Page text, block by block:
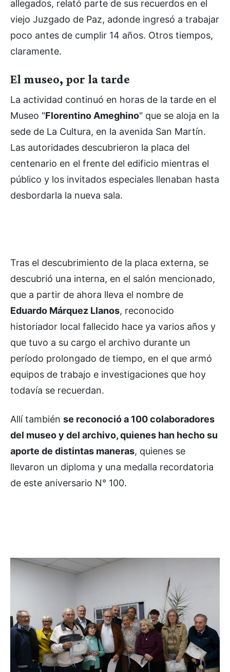
allegados, relató parte de sus recuerdos en el
viejo Juzgado de Paz, adonde ingresó a trabajar
poco antes de cumplir 14 años. Otros tiempos,
claramente.
El museo, por la tarde
La actividad continuó en horas de la tarde en el
Museo "Florentino Ameghino" que se aloja en la
sede de La Cultura, en la avenida San Martín.
Las autoridades descubrieron la placa del
centenario en el frente del edificio mientras el
público y los invitados especiales llenaban hasta
desbordarla la nueva sala.
Tras el descubrimiento de la placa externa, se
descubrió una interna, en el salón mencionado,
que a partir de ahora lleva el nombre de
Eduardo Márquez Llanos, reconocido
historiador local fallecido hace ya varios años y
que tuvo a su cargo el archivo durante un
período prolongado de tiempo, en el que armó
equipos de trabajo e investigaciones que hoy
todavía se recuerdan.
Allí también se reconoció a 100 colaboradores
del museo y del archivo, quienes han hecho su
aporte de distintas maneras, quienes se
llevaron un diploma y una medalla recordatoria
de este aniversario N° 100.